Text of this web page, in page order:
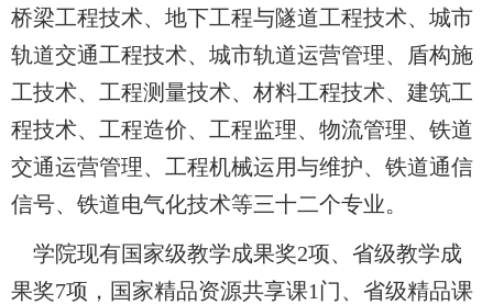
桥梁工程技术、地下工程与隧道工程技术、城市
轨道交通工程技术、城市轨道运营管理、盾构施
工技术、工程测量技术、材料工程技术、建筑工
程技术、工程造价、工程监理、物流管理、铁道
交通运营管理、工程机械运用与维护、铁道通信
信号、铁道电气化技术等三十二个专业。
学院现有国家级教学成果奖2项、省级教学成
果奖7项，国家精品资源共享课1门、省级精品课